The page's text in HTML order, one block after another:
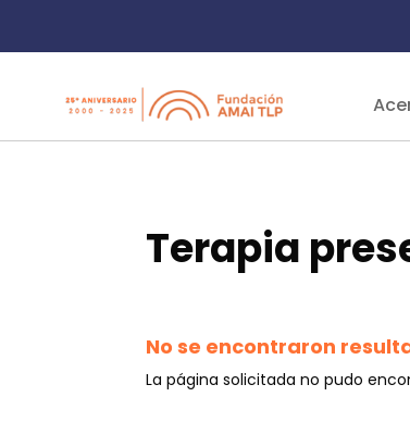
Terapia
No se encontraron
La página solicitada no pudo